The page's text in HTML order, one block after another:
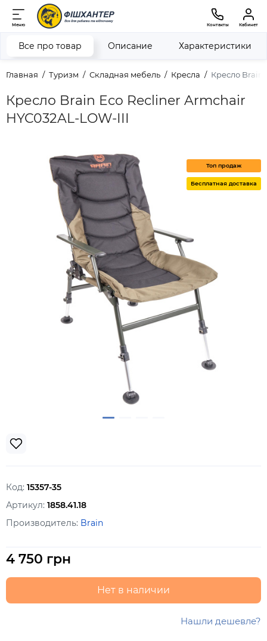
Меню Контакты Кабинет
Главная Туризм Складная мебель Кресла Кресло Brain
Кресло Brain Eco Recliner Armchair
HYC032AL-LOW-III
Все про товар Описание Характеристики
Топ продаж
Бесплатная доставка
Код: 15357-35
Артикул: 1858.41.18
Производитель: Brain
4 750 грн
Нет в наличии
Нашли дешевле?